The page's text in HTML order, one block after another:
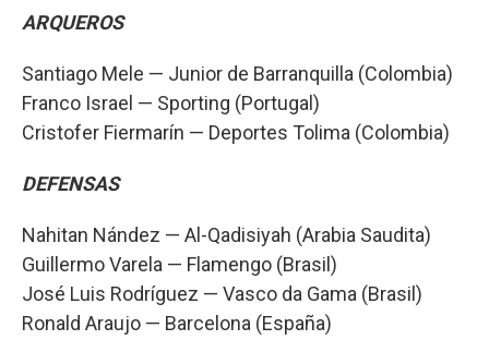
ARQUEROS
Santiago Mele — Junior de Barranquilla (Colombia)
Franco Israel — Sporting (Portugal)
Cristofer Fiermarín — Deportes Tolima (Colombia)
DEFENSAS
Nahitan Nández — Al-Qadisiyah (Arabia Saudita)
Guillermo Varela — Flamengo (Brasil)
José Luis Rodríguez — Vasco da Gama (Brasil)
Ronald Araujo — Barcelona (España)